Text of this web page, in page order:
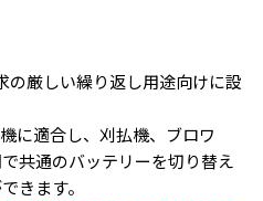
の厳しい繰り返し用途向けに設
に適合し、刈払機、ブロワ
共通のバッテリーを切り替え
きます。